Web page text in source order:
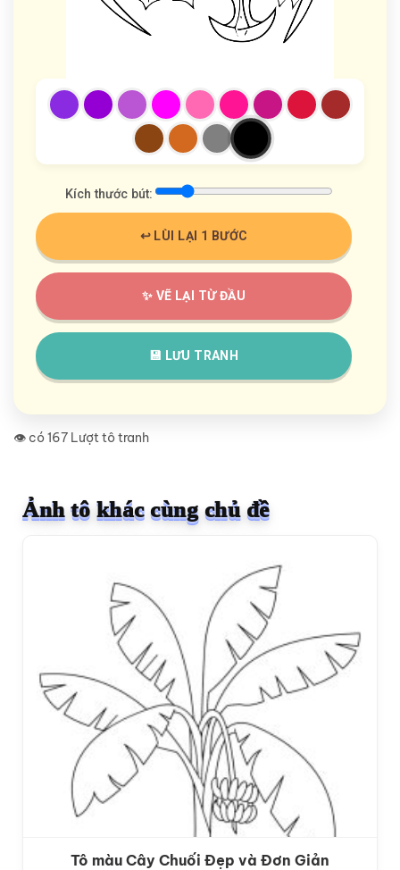
Kích thước bút:
↩️ LÙI LẠI 1 BƯỚC
✨ VẼ LẠI TỪ ĐẦU
💾 LƯU TRANH
👁️ có 167 Lượt tô tranh
Ảnh tô khác cùng chủ đề
Tô màu Cây Chuối Đẹp và Đơn Giản